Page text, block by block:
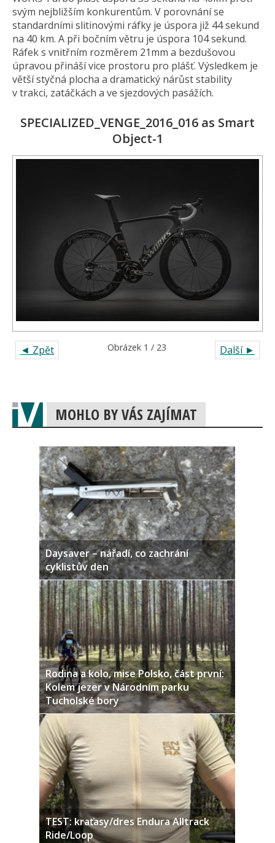
svým nejbližším konkurentům. V porovnání se
standardními slitinovými ráfky je úspora již 44 sekund
na 40 km. A při bočním větru je úspora 104 sekund.
Ráfek s vnitřním rozměrem 21mm a bezdušovou
úpravou přináší vice prostoru pro plášť. Výsledkem je
větší styčná plocha a dramatický nárůst stability
v trakci, zatáčkách a ve sjezdových pasážích.
SPECIALIZED_VENGE_2016_016 as Smart
Object-1
◄ Zpět Další ►
Obrázek 1 / 23
MOHLO BY VÁS ZAJÍMAT
Daysaver – nářadí, co zachrání
cyklistův den
Rodina a kolo, mise Polsko, část první:
Kolem jezer v Národním parku
Tucholské bory
TEST: kraťasy/dres Endura Alltrack
Ride/Loop